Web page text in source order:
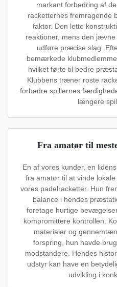
markant forbedring af
racketternes fremragende
faktor. Den lette
reaktioner, mens den
udføre præcise slag.
bemærkede
hvilket førte til bedre
Klubbens træner roste
forbedre spillernes
længere
Fra amatør til
En af vores kunder, en
fra amatør til at vinde
vores padelracketter. Hun
balance i hendes
foretage hurtige
kompromittere kontrollen.
materialer og
forspring, hun havde
modstandere. Hendes
udstyr kan have en
udvikling i